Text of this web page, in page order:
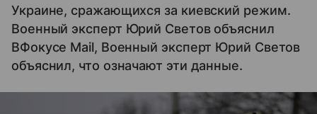
Украине, сражающихся за киевский режим.
Военный эксперт Юрий Светов объяснил
ВФокусе Mail, Военный эксперт Юрий Светов
объяснил, что означают эти данные.